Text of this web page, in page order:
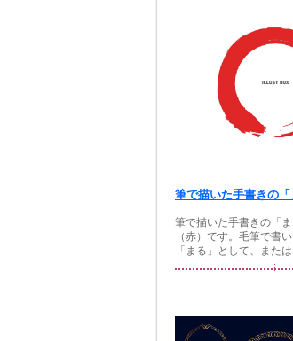
筆で描いた手書きの
筆で描いた手書きの「
（赤）です。毛筆で書
「まる」として、また